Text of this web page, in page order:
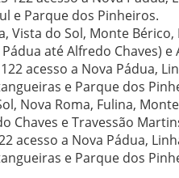
e Parque dos Pinheiros.
Vista do Sol, Monte
até Alfredo Chaves) e
acesso a Nova Pádua,
e Parque dos
Nova Roma, Fulina,
Chaves e Travessão
acesso a Nova Pádua,
e Parque dos